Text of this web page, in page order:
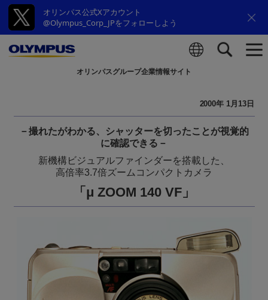
オリンパス公式Xアカウント
@Olympus_Corp_JPをフォローしよう
オリンパスグループ企業情報サイト
2000年 1月13日
－撮れたがわかる、シャッターを切ったことが視覚的
に確認できる－
新機構ビジュアルファインダーを搭載した、
高倍率3.7倍ズームコンパクトカメラ
「μ ZOOM 140 VF」